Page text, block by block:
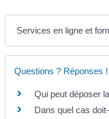
Services en ligne et
Questions ? Réponses !
Qui peut déposer
Dans quel cas